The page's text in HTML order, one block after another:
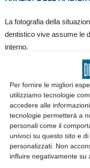
Per fornire le migliori
utilizziamo tecnologie
accedere alle
tecnologie permetterà a
personali come il
univoci su questo sito e
personalizzati. Non
influire negativamente su
La fotografia della
dentistico vive assume le
interno.
Per audit, intendo proprio
esterno all’azienda, per
possono influire sul piano.
È in questa fase che va
interessi che ci sono per
È adesso che si